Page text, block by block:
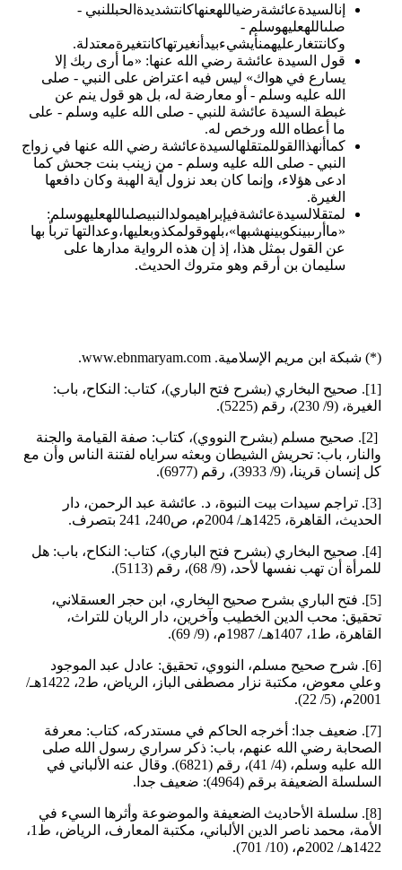
إنالسيدةعائشةرضياللهعنهاكانتشديدةالحبللنبي -
صلىاللهعليهوسلم -
وكانتتغارعليهمنأيشيءبيدأنغيرتهاكانتغيرةمعتدلة.
قول السيدة عائشة رضي الله عنها: «ما أرى ربك إلا
يسارع في هواك» ليس فيه اعتراض على النبي - صلى
الله عليه وسلم - أو معارضة له، بل هو قول ينم عن
غبطة السيدة عائشة للنبي - صلى الله عليه وسلم - على
ما أعطاه الله ورخص له.
كماأنهذاالقوللمتقلهالسيدةعائشة رضي الله عنها في زواج
النبي - صلى الله عليه وسلم - من زينب بنت جحش كما
ادعى هؤلاء، وإنما كان بعد نزول آية الهبة وكان دافعها
الغيرة.
لمتقلالسيدةعائشةفيإبراهيمولدالنبيصلىاللهعليهوسلم:
«ماأرىبينكوبينهشبها»،بلهوقولمكذوبعليها،وعدالتها تربأ بها
عن القول بمثل هذا، إذ إن هذه الرواية مدارها على
سليمان بن أرقم وهو متروك الحديث.
(*) شبكة ابن مريم الإسلامية. www.ebnmaryam.com.
[1]. صحيح البخاري (بشرح فتح الباري)، كتاب: النكاح، باب:
الغيرة، (9/ 230)، رقم (5225).
[2]. صحيح مسلم (بشرح النووي)، كتاب: صفة القيامة والجنة
والنار، باب: تحريش الشيطان وبعثه سراياه لفتنة الناس وأن مع
كل إنسان قرينا، (9/ 3933)، رقم (6977).
[3]. تراجم سيدات بيت النبوة، د. عائشة عبد الرحمن، دار
الحديث، القاهرة، 1425هـ/ 2004م، ص240، 241 بتصرف.
[4]. صحيح البخاري (بشرح فتح الباري)، كتاب: النكاح، باب: هل
للمرأة أن تهب نفسها لأحد، (9/ 68)، رقم (5113).
[5]. فتح الباري بشرح صحيح البخاري، ابن حجر العسقلاني،
تحقيق: محب الدين الخطيب وآخرين، دار الريان للتراث،
القاهرة، ط1، 1407هـ/ 1987م، (9/ 69).
[6]. شرح صحيح مسلم، النووي، تحقيق: عادل عبد الموجود
وعلي معوض، مكتبة نزار مصطفى الباز، الرياض، ط2، 1422هـ/
2001م، (5/ 22).
[7]. ضعيف جدا: أخرجه الحاكم في مستدركه، كتاب: معرفة
الصحابة رضي الله عنهم، باب: ذكر سراري رسول الله صلى
الله عليه وسلم، (4/ 41)، رقم (6821). وقال عنه الألباني في
السلسلة الضعيفة برقم (4964): ضعيف جدا.
[8]. سلسلة الأحاديث الضعيفة والموضوعة وأثرها السيء في
الأمة، محمد ناصر الدين الألباني، مكتبة المعارف، الرياض، ط1،
1422هـ/ 2002م، (10/ 701).